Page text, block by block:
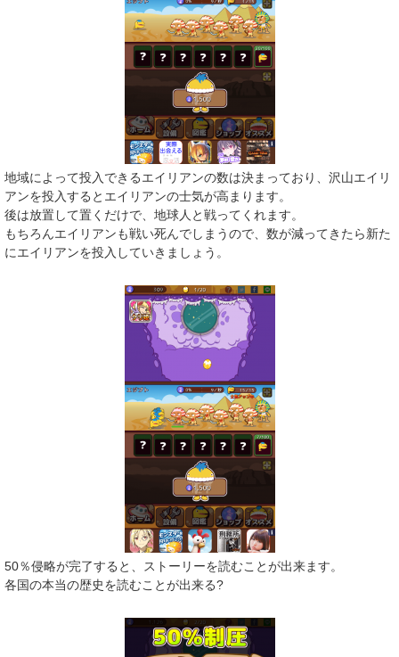
地域によって投入できるエイリアンの数は決まっており、沢山エイリ
アンを投入するとエイリアンの士気が高まります。
後は放置して置くだけで、地球人と戦ってくれます。
もちろんエイリアンも戦い死んでしまうので、数が減ってきたら新た
にエイリアンを投入していきましょう。
50％侵略が完了すると、ストーリーを読むことが出来ます。
各国の本当の歴史を読むことが出来る?